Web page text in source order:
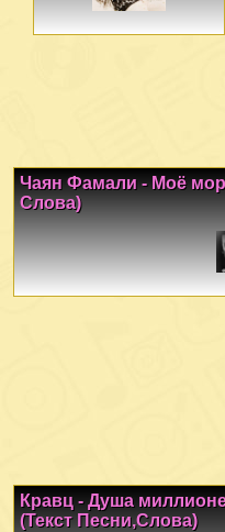
Чаян Фамали - Моё
Слова)
Кравц - Душа
(Текст Песни,Слова)